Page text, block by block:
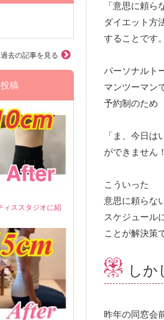
「意思に頼ら
ダイエット方
することです。
パーソナルト
マンツーマン
予約制のため
「ま、今日は
ができません！
こういった
意思に頼らな
スケジュール
ことが解決策
しか
昨年の同窓会
過去の記事を見る
稿
ィススタジオに紹